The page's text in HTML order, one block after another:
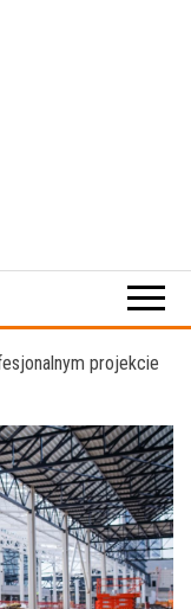
projekcie